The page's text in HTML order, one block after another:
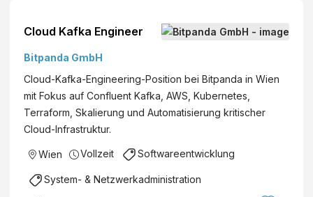
Cloud Kafka Engineer
Bitpanda GmbH
Cloud-Kafka-Engineering-Position bei Bitpanda in Wien
mit Fokus auf Confluent Kafka, AWS, Kubernetes,
Terraform, Skalierung und Automatisierung kritischer
Cloud-Infrastruktur.
Wien Vollzeit Softwareentwicklung
System- & Netzwerkadministration